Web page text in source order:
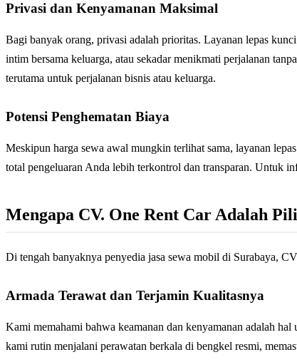
Privasi dan Kenyamanan Maksimal
Bagi banyak orang, privasi adalah prioritas. Layanan lepas
intim bersama keluarga, atau sekadar menikmati perjalanan
terutama untuk perjalanan bisnis atau keluarga.
Potensi Penghematan Biaya
Meskipun harga sewa awal mungkin terlihat sama, layanan
total pengeluaran Anda lebih terkontrol dan transparan. Untuk
Mengapa CV. One Rent Car Adalah
Di tengah banyaknya penyedia jasa sewa mobil di Surabaya,
Armada Terawat dan Terjamin Kualitasnya
Kami memahami bahwa keamanan dan kenyamanan adalah
kami rutin menjalani perawatan berkala di bengkel resmi,